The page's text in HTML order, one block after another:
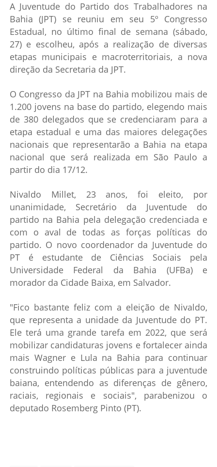
A Juventude do Partido dos Trabalhadores na
Bahia (JPT) se reuniu em seu 5º Congresso
Estadual, no último final de semana (sábado,
27) e escolheu, após a realização de diversas
etapas municipais e macroterritoriais, a nova
direção da Secretaria da JPT.
O Congresso da JPT na Bahia mobilizou mais de
1.200 jovens na base do partido, elegendo mais
de 380 delegados que se credenciaram para a
etapa estadual e uma das maiores delegações
nacionais que representarão a Bahia na etapa
nacional que será realizada em São Paulo a
partir do dia 17/12.
Nivaldo Millet, 23 anos, foi eleito, por
unanimidade, Secretário da Juventude do
partido na Bahia pela delegação credenciada e
com o aval de todas as forças políticas do
partido. O novo coordenador da Juventude do
PT é estudante de Ciências Sociais pela
Universidade Federal da Bahia (UFBa) e
morador da Cidade Baixa, em Salvador.
"Fico bastante feliz com a eleição de Nivaldo,
que representa a unidade da Juventude do PT.
Ele terá uma grande tarefa em 2022, que será
mobilizar candidaturas jovens e fortalecer ainda
mais Wagner e Lula na Bahia para continuar
construindo políticas públicas para a juventude
baiana, entendendo as diferenças de gênero,
raciais, regionais e sociais", parabenizou o
deputado Rosemberg Pinto (PT).